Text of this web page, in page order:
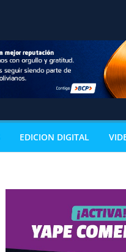
EDICION DIGITAL